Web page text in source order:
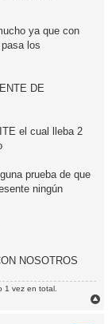
ya que con
los
DE
el cual lleba 2
prueba de que
ningún
NOSOTROS
1 vez en total.